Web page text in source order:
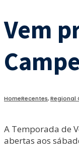
Vem
HomeRecentes,Regional
A Temporada de
abertas aos